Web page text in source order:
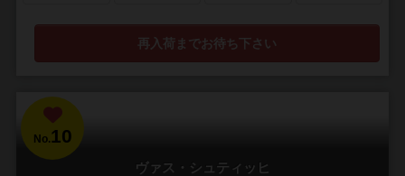
再入荷までお待ち下さい
No. 10
ヴァス・シュティッヒ